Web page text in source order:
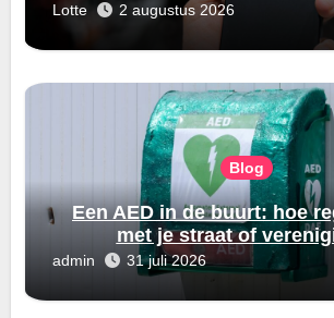
Lotte 2 augustus 2026
Blog
Een AED in de buurt: hoe
met je straat of
admin 31 juli 2026